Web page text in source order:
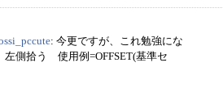
: 今更ですが、これ勉強にな
側拾う 使用例=OFFSET(基準セ